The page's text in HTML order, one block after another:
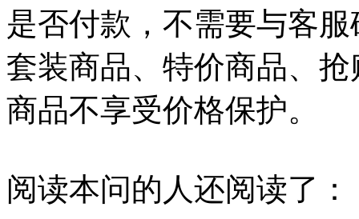
是否付款，不需要与客服
套装商品、特价商品、
商品不享受价格保护。
阅读本问的人还阅读了：